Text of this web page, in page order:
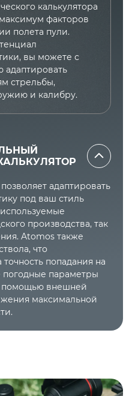
калькулятора
факторов
полета пули.
вы можете с
адаптировать
стрельбы,
и калибру.
адаптировать
под ваш стиль
производства, так
Atomos также
что
попадания на
погодные параметры
помощью внешней
максимальной